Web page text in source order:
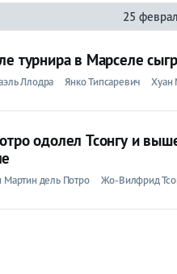
25
турнира в Марселе
Ллодра Янко Типсаревич Хуан
одолел Тсонгу и
Мартин дель Потро Жо-Вилфрид